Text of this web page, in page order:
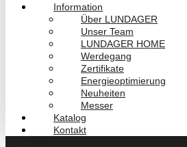
Information
Über LUNDAGER
Unser Team
LUNDAGER HOME
Werdegang
Zertifikate
Energieoptimierung
Neuheiten
Messer
Katalog
Kontakt